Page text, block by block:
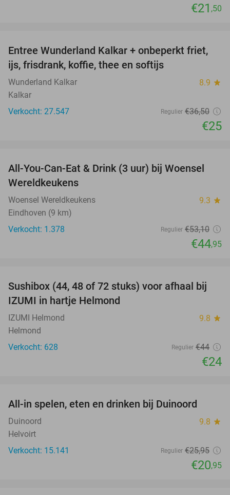
€21 ,50
32%
Entree Wunderland Kalkar + onbeperkt friet,
ijs, frisdrank, koffie, thee en softijs
Wunderland Kalkar 8.9 star
Kalkar
Verkocht: 27.547
Regulier €36,50
€25
15%
All-You-Can-Eat & Drink (3 uur) bij Woensel
Wereldkeukens
Woensel Wereldkeukens 9.3 star
Eindhoven (9 km)
Verkocht: 1.378
Regulier €53,10
€44,95
45%
Sushibox (44, 48 of 72 stuks) voor afhaal bij
IZUMI in hartje Helmond
IZUMI Helmond 9.8 star
Helmond
Verkocht: 628
Regulier €44
€24
All-in spelen, eten en drinken bij Duinoord
Duinoord 9.8 star
Helvoirt
Verkocht: 15.141
Regulier €25,95
€20,95